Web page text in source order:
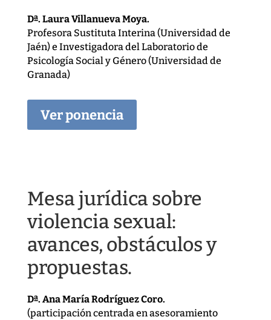
Dª. Laura Villanueva Moya.
Profesora Sustituta Interina (Universidad de
Jaén) e Investigadora del Laboratorio de
Psicología Social y Género (Universidad de
Granada)
Ver ponencia
Mesa jurídica sobre
violencia sexual:
avances, obstáculos y
propuestas.
Dª. Ana María Rodríguez Coro.
(participación centrada en asesoramiento